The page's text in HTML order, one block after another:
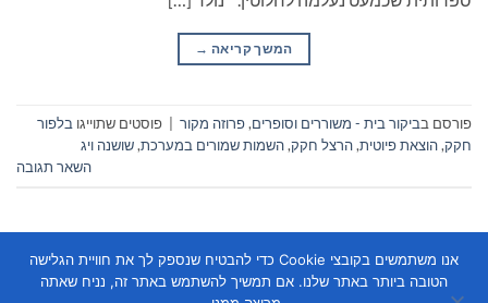
המשך קריאה →
פורסם בביקור בית - משוררים וסופרים,פרוזה מקור פוסטים שתוייגו בלפור
חקק,הוצאת פיוטית,הרצל חקק,השמות שמורים במערכת,שושנה ויג
השאר תגובה
אנו משתמשים בקובצי Cookie כדי להבטיח שנספק לך את חוויית הגלישה
הטובה ביותר באתר שלנו. אם תמשיך להשתמש באתר זה, נניח שאתה